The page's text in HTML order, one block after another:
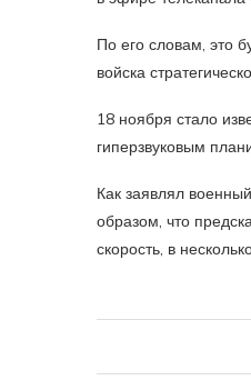
По его словам, это
войска
18 ноября стало
гиперзвуковым
Как заявлял
образом, что
скорость, в